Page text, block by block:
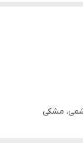
مشکی